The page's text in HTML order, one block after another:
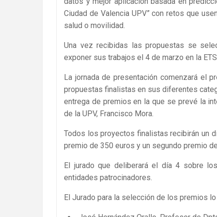
Ciudad de Valencia UPV” con retos que
salud o movilidad.
Una vez recibidas las propuestas se
exponer sus trabajos el 4 de marzo en la
La jornada de presentación comenzará el
propuestas finalistas en sus diferentes
entrega de premios en la que se prevé la
de la UPV, Francisco Mora.
Todos los proyectos finalistas recibirán un
premio de 350 euros y un segundo premio
El jurado que deliberará el día 4 sobre
entidades patrocinadores.
El Jurado para la selección de los premios